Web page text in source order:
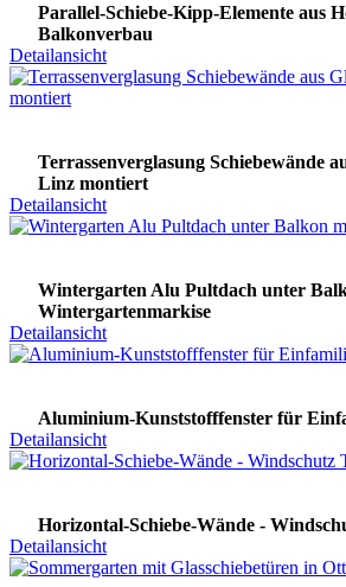
Parallel-Schiebe-Kipp-Elemente aus
Balkonverbau
Detailansicht
Terrassenverglasung Schiebewände
Linz montiert
Detailansicht
Wintergarten Alu Pultdach unter
Wintergartenmarkise
Detailansicht
Aluminium-Kunststofffenster für
Detailansicht
Horizontal-Schiebe-Wände -
Detailansicht